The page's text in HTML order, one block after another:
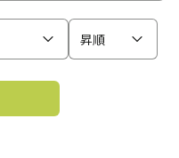
昇順